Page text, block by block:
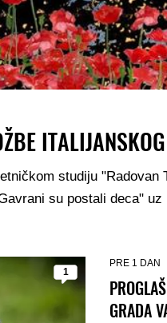
studiju
su postali deca"
1
PRE 1 DAN
GRADA